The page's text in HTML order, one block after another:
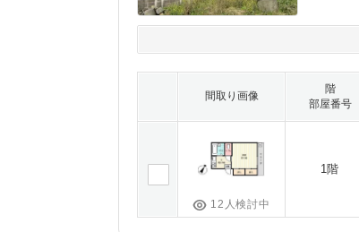
間取り画像
階
部屋番号
12人検討中
1階